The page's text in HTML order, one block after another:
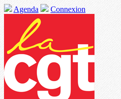
Agenda Connexion